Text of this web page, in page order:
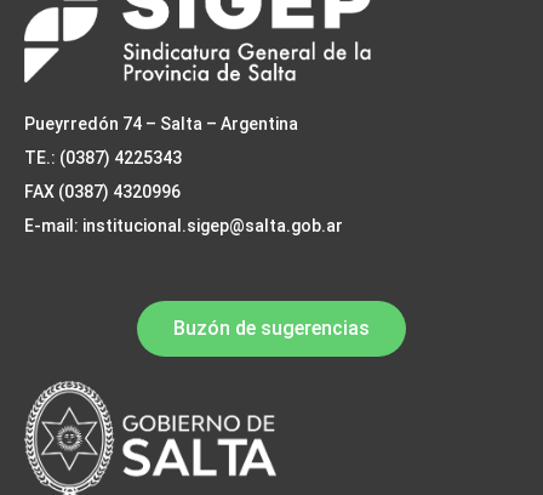
Pueyrredón 74 – Salta – Argentina
TE.: (0387) 4225343
FAX (0387) 4320996
E-mail: institucional.sigep@salta.gob.ar
Buzón de sugerencias